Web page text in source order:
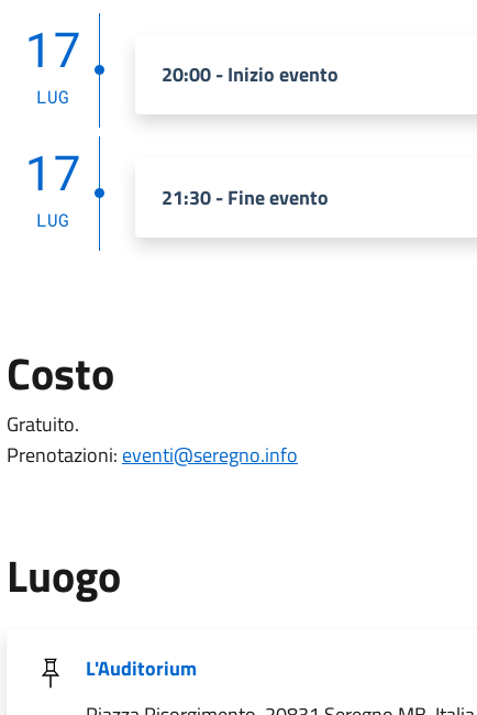
17
LUG
20:00 - Inizio evento
17
LUG
21:30 - Fine evento
Costo
Gratuito.
Prenotazioni: eventi@seregno.info
Luogo
L'Auditorium